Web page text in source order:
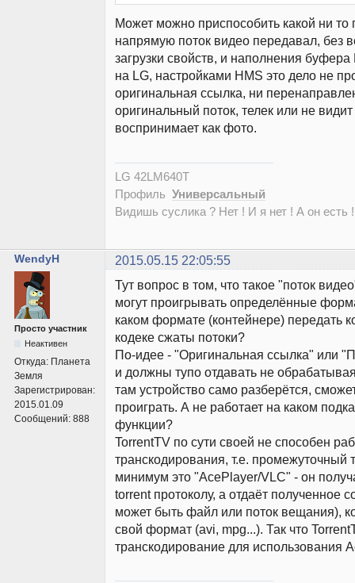
Может можно приспособить какой ни
напрямую поток видео передавал, без
загрузки свойств, и наполнения
на LG, настройками HMS это дело не
оригинальная ссылка, ни
оригинальный поток, телек или не
воспринимает как фото.
LG 42LM640T
Профиль Универсальный
Видишь суслика ? Нет ! И я нет ! А он есть
WendyH 2015.05.15 22:05:55
Просто участник
Неактивен
Откуда: Планета
Земля
Зарегистрирован:
2015.01.09
Сообщений: 888
Тут вопрос в том, что такое "поток
могут проигрывать определённые
каком формате (контейнере) передать
кодеке сжаты потоки?
По-идее - "Оригинальная ссылка" или
и должны тупо отдавать не
там устройство само разберётся,
проиграть. А не работает на каком
функции?
TorrentTV по сути своей не способен
транскодирования, т.е. промежуточный
минимум это "AcePlayer/VLC" - он
torrent протоколу, а отдаёт полученное
может быть файл или поток вещания),
свой формат (avi, mpg...). Так что
транскодирование для использования